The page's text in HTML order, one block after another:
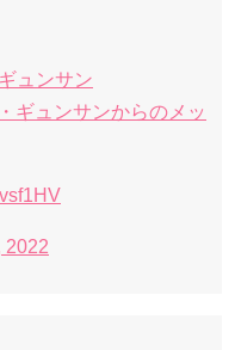
ュンサン
ギュンサンからのメッ
2022